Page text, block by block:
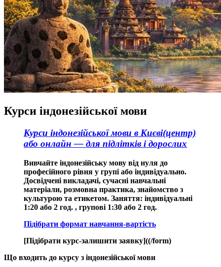
Курси індонезійської мови
Курси індонезійської мови в Києві(центр)
або онлайн — для підлітків і дорослих
Вивчайте індонезійську мову від нуля до
професійного рівня у групі або індивідуально.
Досвідчені викладачі, сучасні навчальні
матеріали, розмовна практика, знайомство з
культурою та етикетом. Заняття: індивідуальні
1:20 або 2 год. , групові 1:30 або 2 год.
Підібрати формат навчання-вартість
[Підібрати курс-залишити заявку]((/form)
Що входить до курсу з індонезійської мови